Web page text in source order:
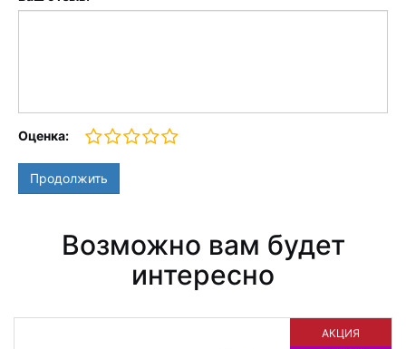
Оценка:
Продолжить
Возможно вам будет
интересно
НОВИНКА
АКЦИЯ